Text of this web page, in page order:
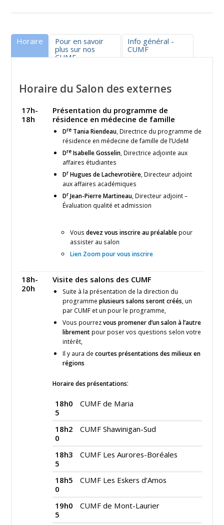
Horaire
Pour en savoir
plus sur nos
CUMF
Info général -
CUMF
Horaire du Salon des externes
17h-
18h
Présentation du programme de
résidence en médecine de famille
Dre Tania Riendeau, Directrice du programme de
résidence en médecine de famille de l’UdeM
Dre Isabelle Gosselin, Directrice adjointe aux
affaires étudiantes
Dr Hugues de Lachevrotière, Directeur adjoint
aux affaires académiques
Dr Jean-Pierre Martineau, Directeur adjoint –
Évaluation qualité et admission
Vousdevez vous inscrire au préalable pour
assister au salon
Lien Zoom pour vous inscrire
18h-
20h
Visite des salons des CUMF
Suite à la présentation de la direction du
programme plusieurs salons seront créés, un
par CUMF et un pour le programme,
Vous pourrezvous promener d’un salon à l’autre
librement pour poser vos questions selon votre
intérêt,
Il y aura decourtes présentations des milieux en
régions
Horaire des présentations:
18h0
5
CUMF de Maria
18h2
0
CUMF Shawinigan-Sud
18h3
5
CUMF Les Aurores-Boréales
18h5
0
CUMF Les Eskers d’Amos
19h0
5
CUMF de Mont-Laurier